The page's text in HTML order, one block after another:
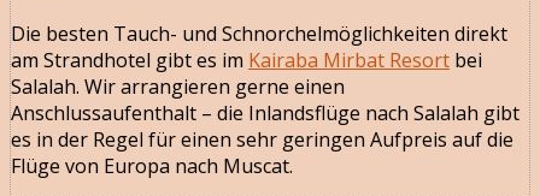
Die besten Tauch- und Schnorchelmöglichkeiten direkt
am Strandhotel gibt es im Kairaba Mirbat Resort bei
Salalah. Wir arrangieren gerne einen
Anschlussaufenthalt – die Inlandsflüge nach Salalah gibt
es in der Regel für einen sehr geringen Aufpreis auf die
Flüge von Europa nach Muscat.